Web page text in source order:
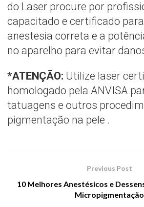
do Laser procure por
capacitado e certificado
anestesia correta e a
no aparelho para evitar
*ATENÇÃO: Utilize laser
homologado pela ANVISA
tatuagens e outros
pigmentação na pele .
Previous Post
10 Melhores Anestésicos e
Micropigmentação